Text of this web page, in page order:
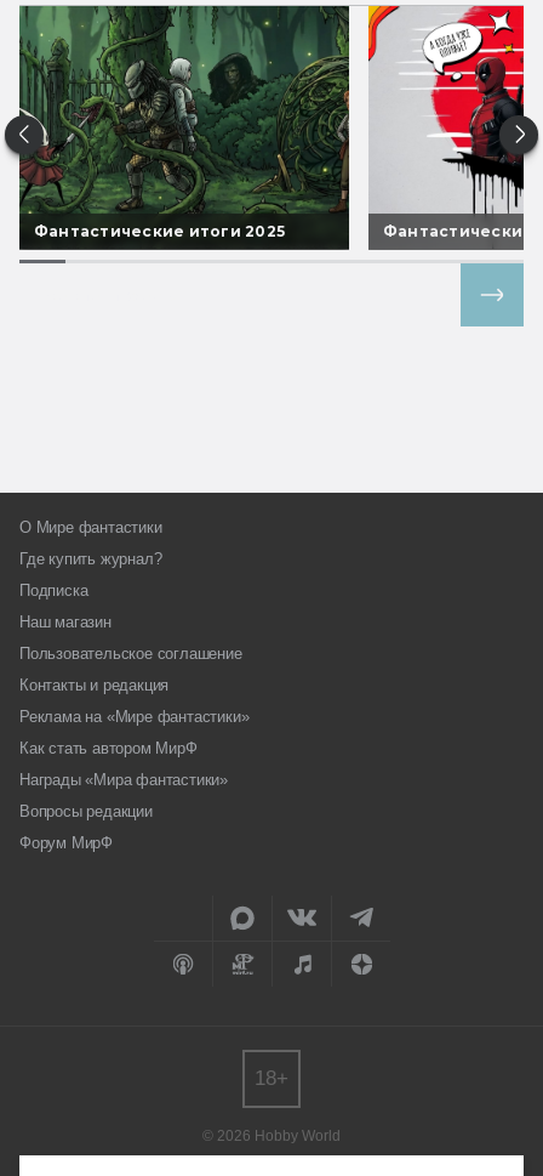
Фантастические итоги 2025 Фантастические
О Мире фантастики
Где купить журнал?
Подписка
Наш магазин
Пользовательское соглашение
Контакты и редакция
Реклама на «Мире фантастики»
Как стать автором МирФ
Награды «Мира фантастики»
Вопросы редакции
Форум МирФ
© 2026 Hobby World
18+